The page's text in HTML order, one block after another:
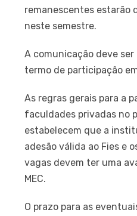
remanescentes estarão
neste semestre.
A comunicação deve
termo de participação
As regras gerais para a
faculdades privadas no
estabelecem que a
adesão válida ao Fies e
vagas devem ter uma
MEC.
O prazo para as